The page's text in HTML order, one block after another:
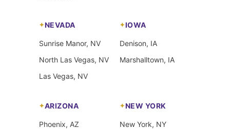
NEVADA
Sunrise Manor, NV
North Las Vegas, NV
Las Vegas, NV
IOWA
Denison, IA
Marshalltown, IA
ARIZONA
Phoenix, AZ
NEW YORK
New York, NY